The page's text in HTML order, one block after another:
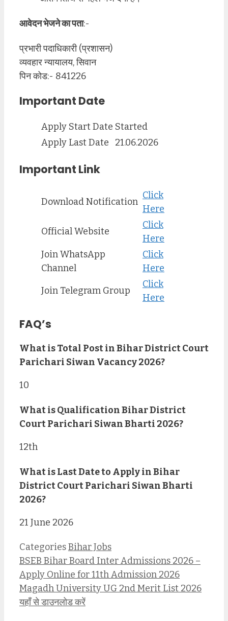
आवेदन भेजने का पता:-
प्रभारी पदाधिकारी (प्रशासन)
व्यवहार न्यायालय, सिवान
पिन कोड:- 841226
Important Date
Apply Start Date Started
Apply Last Date
21.06.2026
Important Link
Download Notification
Click
Here
Official Website
Click
Here
Join WhatsApp
Channel
Click
Here
Join Telegram Group
Click
Here
FAQ’s
What is Total Post in Bihar District Court
Parichari Siwan Vacancy 2026?
10
What is Qualification Bihar District
Court Parichari Siwan Bharti 2026?
12th
What is Last Date to Apply in Bihar
District Court Parichari Siwan Bharti
2026?
21 June 2026
CategoriesBihar Jobs
BSEB Bihar Board Inter Admissions 2026 –
Apply Online for 11th Admission 2026
Magadh University UG 2nd Merit List 2026
यहाँ से डाउनलोड करें